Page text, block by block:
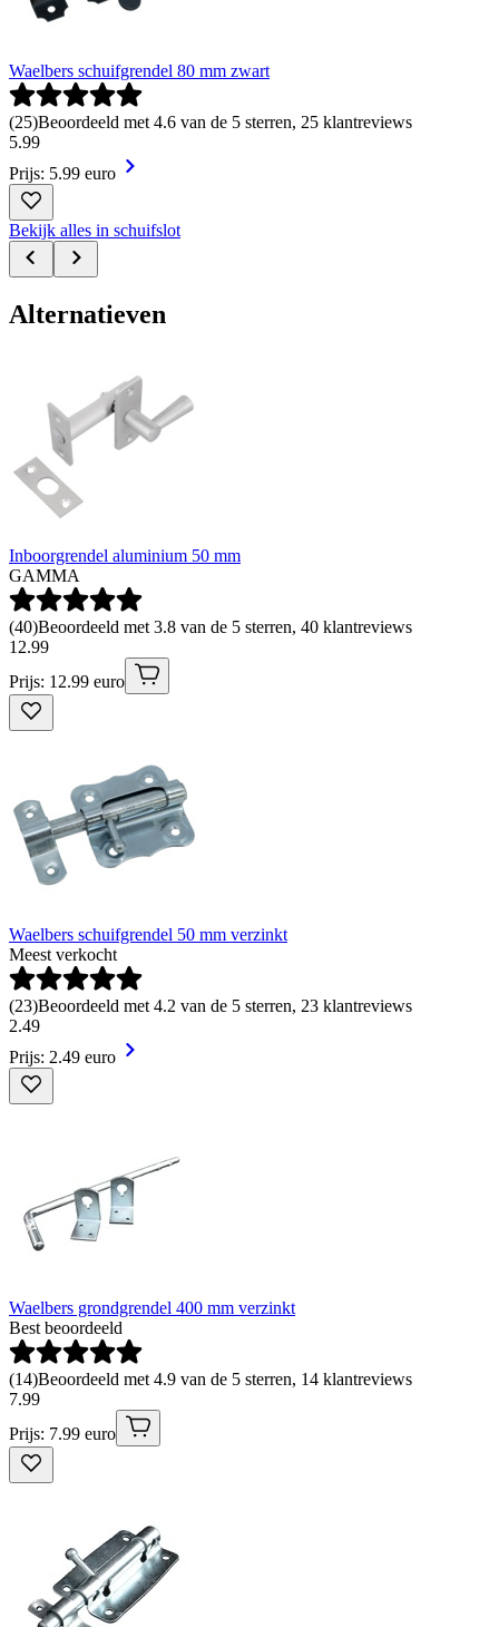
Waelbers schuifgrendel 80 mm zwart
(25)Beoordeeld met 4.6 van de 5 sterren, 25 klantreviews
5.99
Prijs: 5.99 euro
Bekijk alles in schuifslot
Alternatieven
Inboorgrendel aluminium 50 mm
GAMMA
(40)Beoordeeld met 3.8 van de 5 sterren, 40 klantreviews
12.99
Prijs: 12.99 euro
Waelbers schuifgrendel 50 mm verzinkt
Meest verkocht
(23)Beoordeeld met 4.2 van de 5 sterren, 23 klantreviews
2.49
Prijs: 2.49 euro
Waelbers grondgrendel 400 mm verzinkt
Best beoordeeld
(14)Beoordeeld met 4.9 van de 5 sterren, 14 klantreviews
7.99
Prijs: 7.99 euro